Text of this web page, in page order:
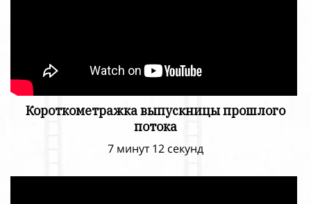
Короткометражка выпускницы прошлого
потока
7 минут 12 секунд